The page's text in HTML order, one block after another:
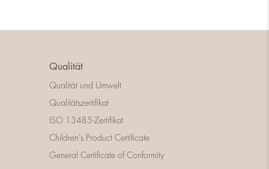
Qualität
Qualität und Umwelt
Qualitätszertifikat
ISO 13485-Zertifikat
Children's Product Certificate
General Certificate of Conformity